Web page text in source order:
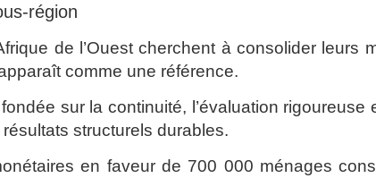
région
de l’Ouest cherchent à consolider leurs
comme une référence.
sur la continuité, l’évaluation rigoureuse
structurels durables.
en faveur de 700 000 ménages